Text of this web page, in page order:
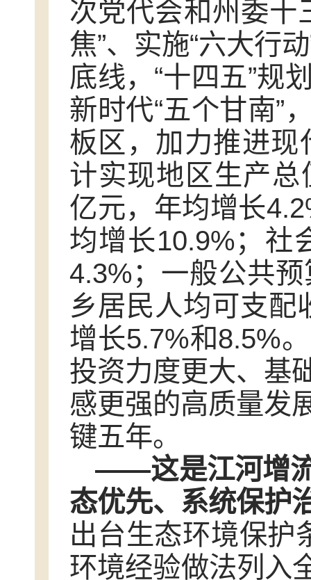
次党代会和州委十
焦”、实施“六大行
底线，“十四五”规
新时代“五个甘南”
板区，加力推进现
计实现地区生产总
亿元，年均增长
均增长10.9%；社
4.3%；一般公共
乡居民人均可支配
增长5.7%和8.5%
投资力度更大、基
感更强的高质量发
键五年。
——这是江河增
态优先、系统保护
出台生态环境保护
环境经验做法列入